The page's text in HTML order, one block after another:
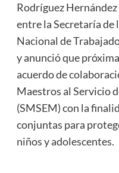
Rodríguez
entre la Secretaría de
Nacional de
y anunció que
acuerdo de
Maestros al Servicio
(SMSEM) con la
conjuntas para
niños y adolescentes.